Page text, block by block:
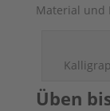
Material und
Üben